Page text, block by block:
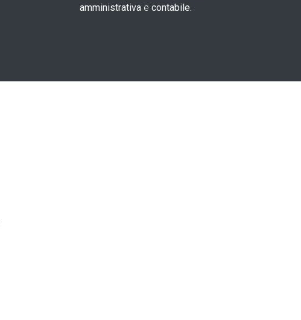
amministrativa e contabile.